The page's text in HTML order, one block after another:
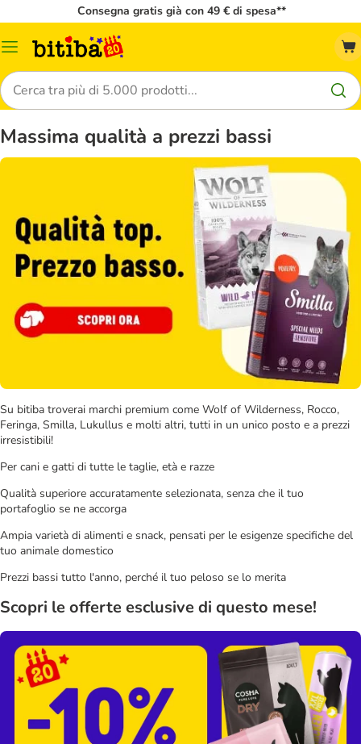
Consegna gratis già con 49 € di spesa**
Overview
Cerca
Massima qualità a prezzi bassi
Su bitiba troverai marchi premium come Wolf of Wilderness, Rocco,
Feringa, Smilla, Lukullus e molti altri, tutti in un unico posto e a prezzi
irresistibili!
Per cani e gatti di tutte le taglie, età e razze
Qualità superiore accuratamente selezionata, senza che il tuo
portafoglio se ne accorga
Ampia varietà di alimenti e snack, pensati per le esigenze specifiche del
tuo animale domestico
Prezzi bassi tutto l'anno, perché il tuo peloso se lo merita
Scopri le offerte esclusive di questo mese!